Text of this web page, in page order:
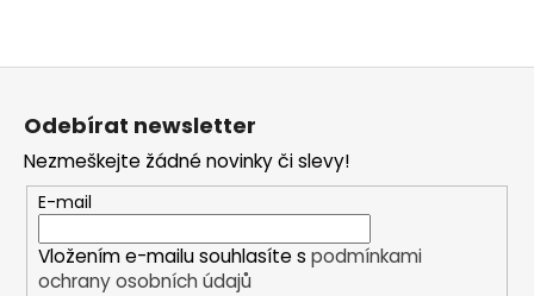
Z
Odebírat newsletter
Nezmeškejte žádné novinky či slevy!
E-mail
Vložením e-mailu souhlasíte s podmínkami
ochrany osobních údajů